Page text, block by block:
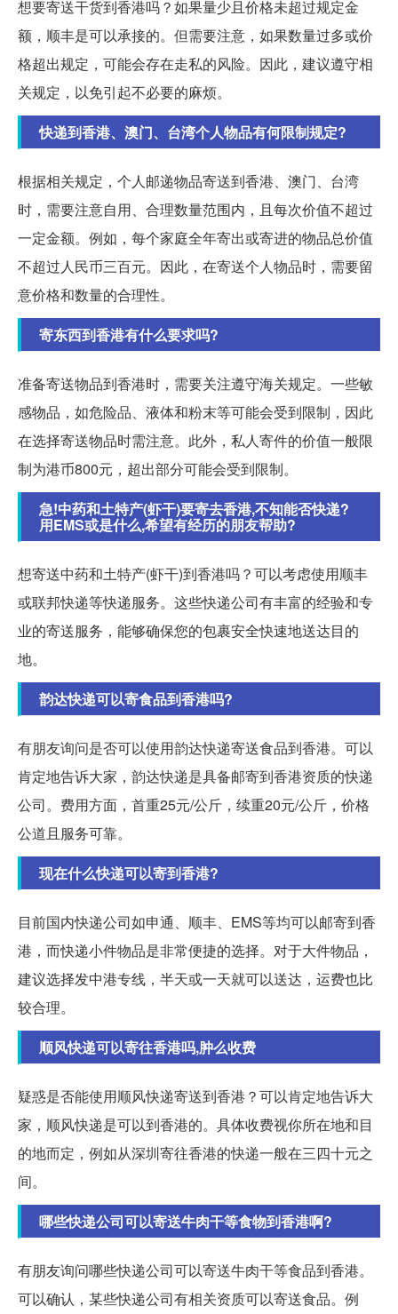
想要寄送干货到香港吗？如果量少且价格未超过规定金
额，顺丰是可以承接的。但需要注意，如果数量过多或价
格超出规定，可能会存在走私的风险。因此，建议遵守相
关规定，以免引起不必要的麻烦。
快递到香港、澳门、台湾个人物品有何限制规定?
根据相关规定，个人邮递物品寄送到香港、澳门、台湾
时，需要注意自用、合理数量范围内，且每次价值不超过
一定金额。例如，每个家庭全年寄出或寄进的物品总价值
不超过人民币三百元。因此，在寄送个人物品时，需要留
意价格和数量的合理性。
寄东西到香港有什么要求吗?
准备寄送物品到香港时，需要关注遵守海关规定。一些敏
感物品，如危险品、液体和粉末等可能会受到限制，因此
在选择寄送物品时需注意。此外，私人寄件的价值一般限
制为港币800元，超出部分可能会受到限制。
急!中药和土特产(虾干)要寄去香港,不知能否快递?
用EMS或是什么,希望有经历的朋友帮助?
想寄送中药和土特产(虾干)到香港吗？可以考虑使用顺丰
或联邦快递等快递服务。这些快递公司有丰富的经验和专
业的寄送服务，能够确保您的包裹安全快速地送达目的
地。
韵达快递可以寄食品到香港吗?
有朋友询问是否可以使用韵达快递寄送食品到香港。可以
肯定地告诉大家，韵达快递是具备邮寄到香港资质的快递
公司。费用方面，首重25元/公斤，续重20元/公斤，价格
公道且服务可靠。
现在什么快递可以寄到香港?
目前国内快递公司如申通、顺丰、EMS等均可以邮寄到香
港，而快递小件物品是非常便捷的选择。对于大件物品，
建议选择发中港专线，半天或一天就可以送达，运费也比
较合理。
顺风快递可以寄往香港吗,肿么收费
疑惑是否能使用顺风快递寄送到香港？可以肯定地告诉大
家，顺风快递是可以到香港的。具体收费视你所在地和目
的地而定，例如从深圳寄往香港的快递一般在三四十元之
间。
哪些快递公司可以寄送牛肉干等食物到香港啊?
有朋友询问哪些快递公司可以寄送牛肉干等食品到香港。
可以确认，某些快递公司有相关资质可以寄送食品。例